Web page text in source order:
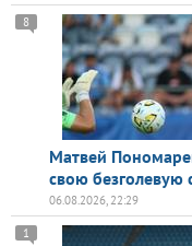
Матвей
свою безголевую
8
06.08.2026, 22:29
1